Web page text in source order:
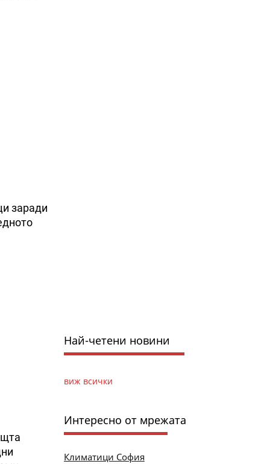
заради
Най-четени новини
виж всички
Интересно от мрежата
Климатици София